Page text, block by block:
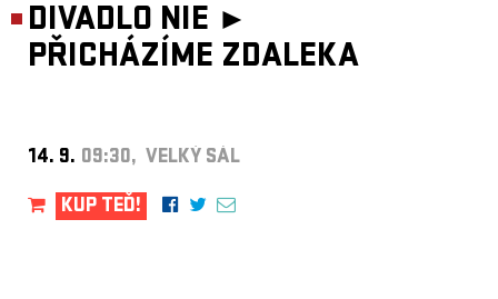
DIVADLO NIE ►
PŘICHÁZÍME ZDALEKA
14. 9. 09:30, VELKÝ SÁL
KUP TEĎ!